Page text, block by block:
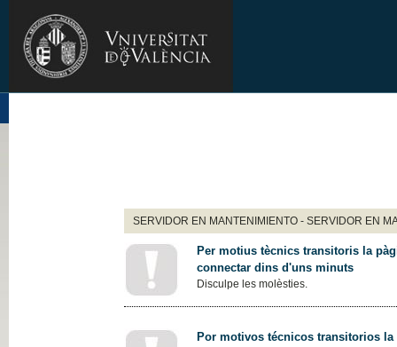
SERVIDOR EN MANTENIMIENTO - SERVIDOR EN
Per motius tècnics transitoris la
connectar dins d'uns minuts
Disculpe les molèsties.
Por motivos técnicos transitorios